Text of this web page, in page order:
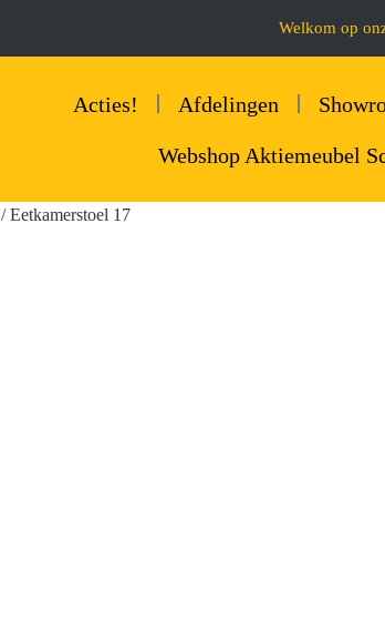
Welkom op
Acties! Afdelingen
Webshop Aktiemeubel
/ Eetkamerstoel 17